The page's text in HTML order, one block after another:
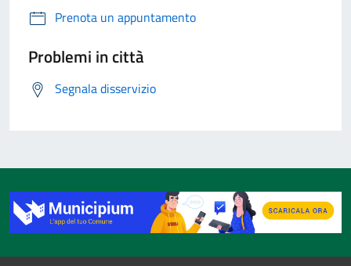
Prenota un appuntamento
Problemi in città
Segnala disservizio